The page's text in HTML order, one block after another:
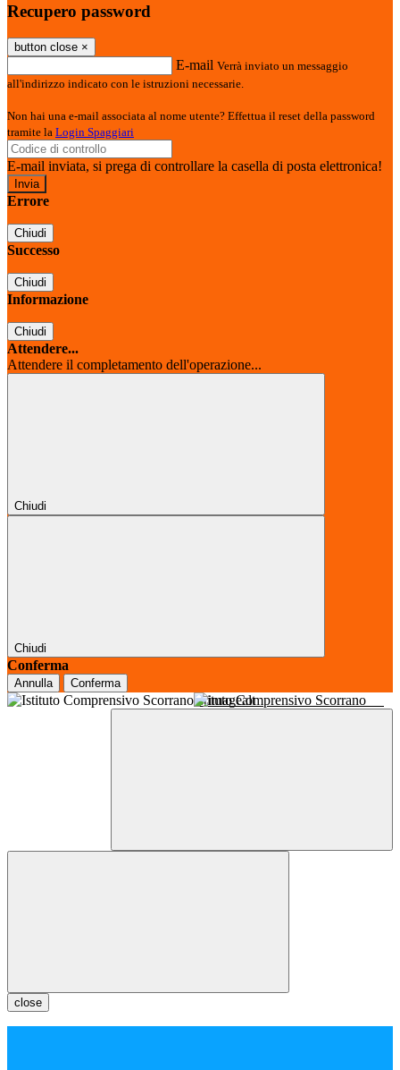
Recupero password
button close ×
E-mail Verrà inviato un messaggio
all'indirizzo indicato con le istruzioni necessarie.
Non hai una e-mail associata al nome utente? Effettua il reset della password
tramite la Login Spaggiari
E-mail inviata, si prega di controllare la casella di posta elettronica!
Errore
Chiudi
Successo
Chiudi
Informazione
Chiudi
Attendere...
Attendere il completamento dell'operazione...
Chiudi
Chiudi
Conferma
Annulla Conferma
Istituto Comprensivo Scorrano
close